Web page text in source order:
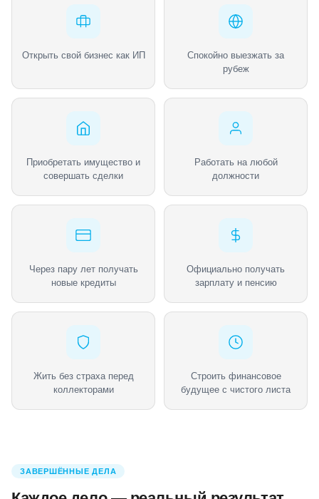
Открыть свой бизнес как ИП
Спокойно выезжать за
рубеж
Приобретать имущество и
совершать сделки
Работать на любой
должности
Через пару лет получать
новые кредиты
Официально получать
зарплату и пенсию
Жить без страха перед
коллекторами
Строить финансовое
будущее с чистого листа
ЗАВЕРШЁННЫЕ ДЕЛА